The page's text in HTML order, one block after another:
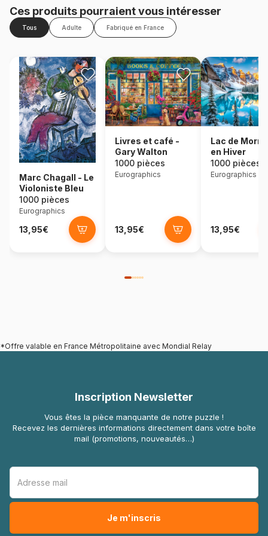
Ces produits pourraient vous intéresser
Tous Adulte Fabriqué en France
Marc Chagall - Le
Violoniste Bleu
1000 pièces
Eurographics
13,95€
Livres et café -
Gary Walton
1000 pièces
Eurographics
13,95€
Lac de
en Hiver
1000 pièces
Eurographics
13,95€
*Offre valable en France Métropolitaine avec Mondial Relay
Inscription Newsletter
Vous êtes la pièce manquante de notre puzzle !
Recevez les dernières informations directement dans votre boîte
mail (promotions, nouveautés…)